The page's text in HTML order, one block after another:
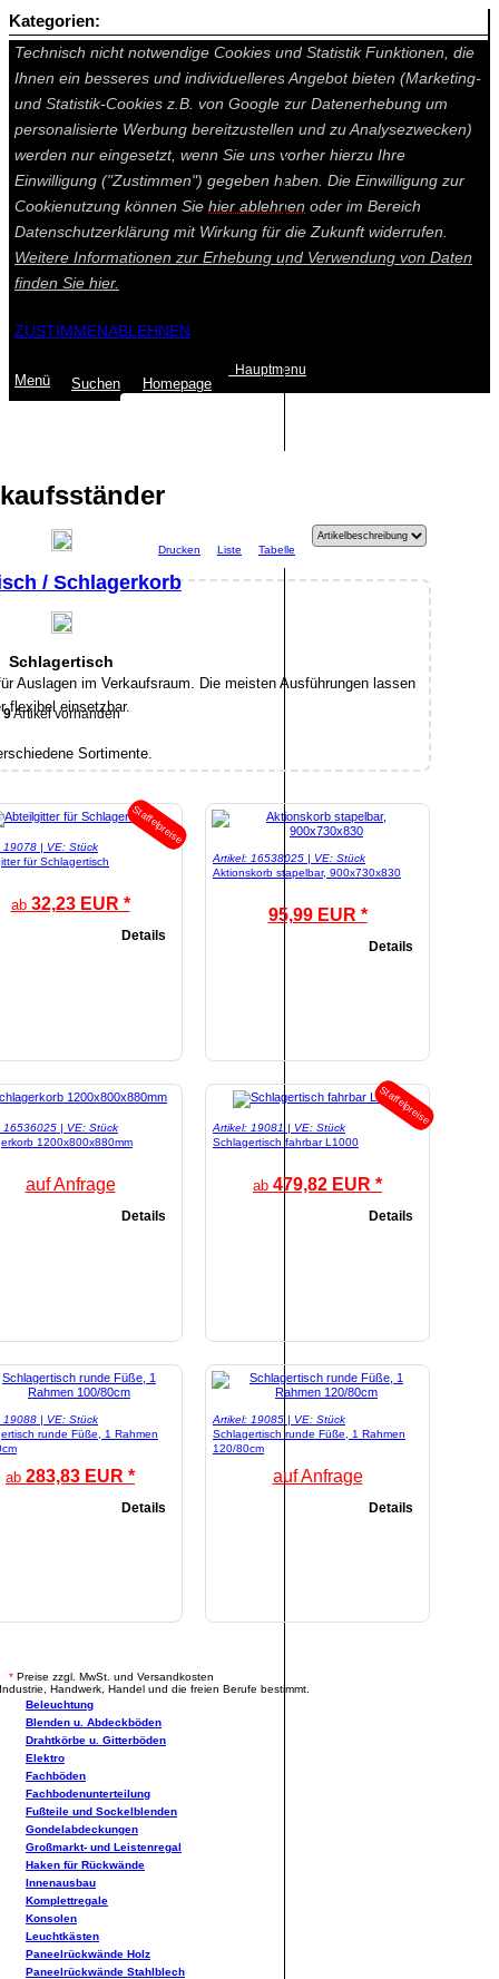
Auf dieser Seite werden technisch notwendige Cookies gesetzt.
Technisch nicht notwendige Cookies und Statistik Funktionen, die
Ihnen ein besseres und individuelleres Angebot bieten (Marketing-
und Statistik-Cookies z.B. von Google zur Datenerhebung um
personalisierte Werbung bereitzustellen und zu Analysezwecken)
werden nur eingesetzt, wenn Sie uns vorher hierzu Ihre
Einwilligung ("Zustimmen") gegeben haben. Die Einwilligung zur
Cookienutzung können Sie hier ablehnen oder im Bereich
Datenschutzerklärung mit Wirkung für die Zukunft widerrufen.
Weitere Informationen zur Erhebung und Verwendung von Daten
finden Sie hier.
ZUSTIMMENABLEHNEN
Menü Suchen Homepage
Hauptmenu
/ Schlagerkorb
Schlagertisch
9Artikel vorhanden
Drucken Liste Tabelle
Auslagen im Verkaufsraum. Die meisten Ausführungen lassen
flexibel einsetzbar.
Sortimente.
Staffelpreise
19078 | VE: Stück
für Schlagertisch
ab 32,23 EUR *
Details
Artikel: 16538025 | VE: Stück
Aktionskorb stapelbar, 900x730x830
95,99 EUR *
Details
16536025 | VE: Stück
1200x800x880mm
auf Anfrage
Details
Staffelpreise
Artikel: 19081 | VE: Stück
Schlagertisch fahrbar L1000
ab 479,82 EUR *
Details
19088 | VE: Stück
runde Füße, 1 Rahmen
ab 283,83 EUR *
Details
Artikel: 19085 | VE: Stück
Schlagertisch runde Füße, 1 Rahmen
120/80cm
auf Anfrage
Details
* Preise zzgl. MwSt. und Versandkosten
Handwerk, Handel und die freien Berufe bestimmt.
Kategorien:
Beleuchtung
Blenden u. Abdeckböden
Drahtkörbe u. Gitterböden
Elektro
Fachböden
Fachbodenunterteilung
Fußteile und Sockelblenden
Gondelabdeckungen
Großmarkt- und Leistenregal
Haken für Rückwände
Innenausbau
Komplettregale
Konsolen
Leuchtkästen
Paneelrückwände Holz
Paneelrückwände Stahlblech